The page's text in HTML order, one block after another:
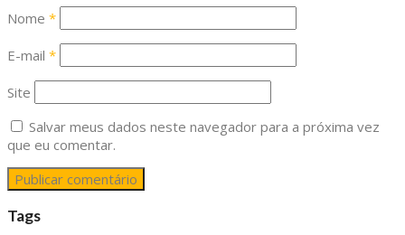
Nome *
E-mail *
Site
Salvar meus dados neste navegador para a próxima vez
que eu comentar.
Tags